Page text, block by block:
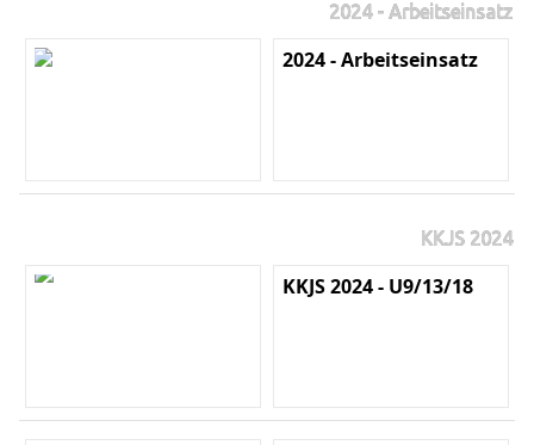
2024 - Arbeitseinsatz
2024 - Arbeitseinsatz
KKJS 2024
KKJS 2024 - U9/13/18